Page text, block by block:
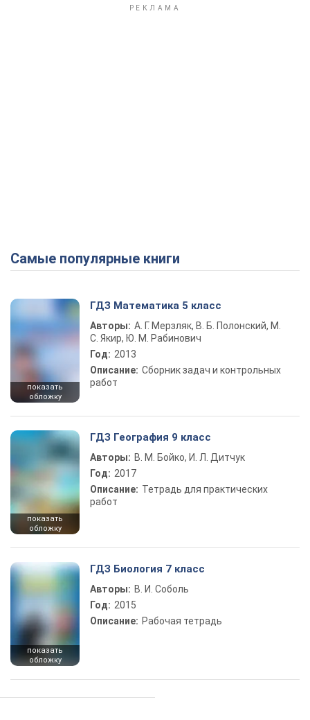
Самые популярные книги
показать
обложку
ГДЗ Математика 5 класс
Авторы: А. Г. Мерзляк, В. Б. Полонский, М.
С. Якир, Ю. М. Рабинович
Год: 2013
Описание: Сборник задач и контрольных
работ
показать
обложку
ГДЗ География 9 класс
Авторы: В. М. Бойко, И. Л. Дитчук
Год: 2017
Описание: Тетрадь для практических
работ
показать
обложку
ГДЗ Биология 7 класс
Авторы: В. И. Соболь
Год: 2015
Описание: Рабочая тетрадь